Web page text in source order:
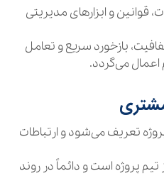
قوانین و ابزارهای مدیریتی
بازخورد سریع و تعامل
می‌گردد.
تعریف می‌شود و ارتباطات
پروژه است و دائماً در روند